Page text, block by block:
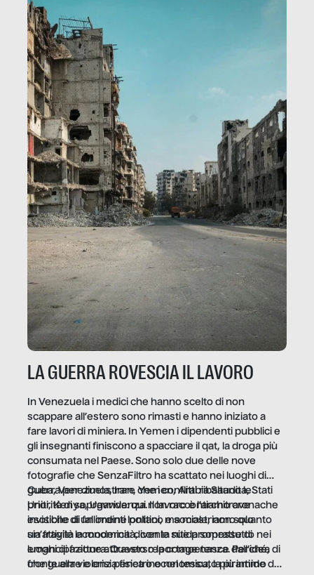
LA GUERRA ROVESCIA IL LAVORO
In Venezuela i medici che hanno scelto di non
scappare all’estero sono rimasti e hanno iniziato a
fare lavori di miniera. In Yemen i dipendenti pubblici e
gli insegnanti finiscono a spacciare il qat, la droga più
consumata nel Paese. Sono solo due delle nove
fotografie che SenzaFiltro ha scattato nei luoghi di
guerra per dimostrare che i conflitti ribaltano le
priorità di sopravvivenza. Il lavoro è l’architrave
invisibile di un ordine politico e sociale, non solo
un’attività economica: diventa nitida soprattutto nei
luoghi di frattura. Questo reportage nasce dall’idea
che guerre e crisi penetrino nel tessuto più intimo
Cuba, Venezuela, Iran, Yemen, Arabia Saudita, Stati
Uniti, Kenya, Uganda: qui non raccontiamo cronache
esotiche di fallimenti lontani, ma mostriamo quanto
sia fragile la modernità, con le sue promesse di
emancipazione attraverso la competenza. Perché, di
fronte alla violenza fisica o economica, la piramide del